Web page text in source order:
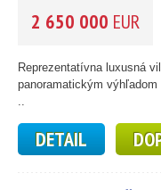
2 650 000 EUR
Reprezentatívna luxusná
panoramatickým
..
DETAIL